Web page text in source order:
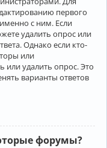
первого
с ним. Если
удалить опрос или
Однако если кто-
или
или удалить опрос. Это
варианты ответов
форумы?